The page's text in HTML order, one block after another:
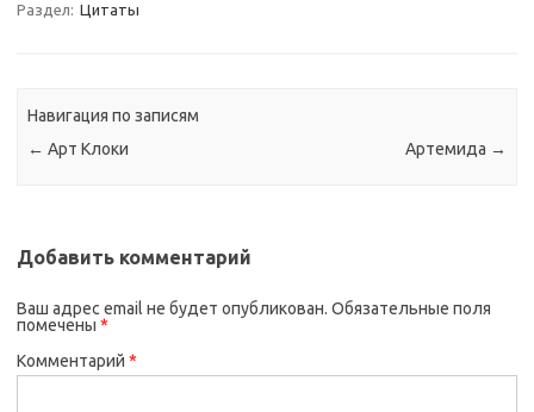
Раздел: Цитаты
Навигация по записям
← Арт Клоки Артемида →
Добавить комментарий
Ваш адрес email не будет опубликован. Обязательные поля
помечены *
Комментарий *